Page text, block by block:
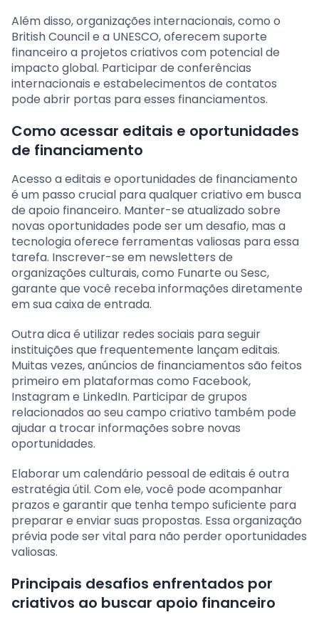
Além disso, organizações internacionais, como o
British Council e a UNESCO, oferecem suporte
financeiro a projetos criativos com potencial de
impacto global. Participar de conferências
internacionais e estabelecimentos de contatos
pode abrir portas para esses financiamentos.
Como acessar editais e oportunidades
de financiamento
Acesso a editais e oportunidades de financiamento
é um passo crucial para qualquer criativo em busca
de apoio financeiro. Manter-se atualizado sobre
novas oportunidades pode ser um desafio, mas a
tecnologia oferece ferramentas valiosas para essa
tarefa. Inscrever-se em newsletters de
organizações culturais, como Funarte ou Sesc,
garante que você receba informações diretamente
em sua caixa de entrada.
Outra dica é utilizar redes sociais para seguir
instituições que frequentemente lançam editais.
Muitas vezes, anúncios de financiamentos são feitos
primeiro em plataformas como Facebook,
Instagram e LinkedIn. Participar de grupos
relacionados ao seu campo criativo também pode
ajudar a trocar informações sobre novas
oportunidades.
Elaborar um calendário pessoal de editais é outra
estratégia útil. Com ele, você pode acompanhar
prazos e garantir que tenha tempo suficiente para
preparar e enviar suas propostas. Essa organização
prévia pode ser vital para não perder oportunidades
valiosas.
Principais desafios enfrentados por
criativos ao buscar apoio financeiro